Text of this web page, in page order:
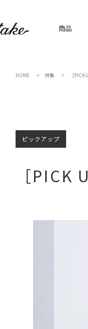
商品
HOME 特集 ［
ピックアップ
［